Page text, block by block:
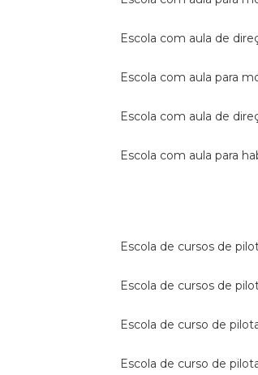
escola com aula de
escola com aula para
escola com aula de
escola com aula para
escola de cursos de
escola de cursos de
escola de curso de
escola de curso de